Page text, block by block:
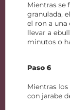
Mientras se
granulada,
el ron a una
llevar a
minutos o
Paso 6
Mientras
con jarabe